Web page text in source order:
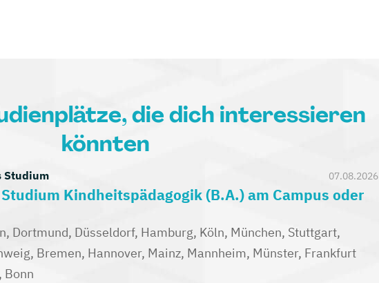
die dich interessieren
könnten
07.08.2026
Studium
Kindheitspädagogik (B.A.) am Campus oder
Dortmund, Düsseldorf, Hamburg, Köln, München, Stuttgart,
Bremen, Hannover, Mainz, Mannheim, Münster, Frankfurt
Bonn